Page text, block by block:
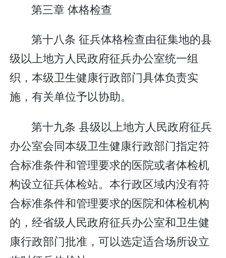
第三章 体格检查
第十八条 征兵体格检查由征集地的县
级以上地方人民政府征兵办公室统一组
织，本级卫生健康行政部门具体负责实
施，有关单位予以协助。
第十九条 县级以上地方人民政府征兵
办公室会同本级卫生健康行政部门指定符
合标准条件和管理要求的医院或者体检机
构设立征兵体检站。本行政区域内没有符
合标准条件和管理要求的医院和体检机构
的，经省级人民政府征兵办公室和卫生健
康行政部门批准，可以选定适合场所设立